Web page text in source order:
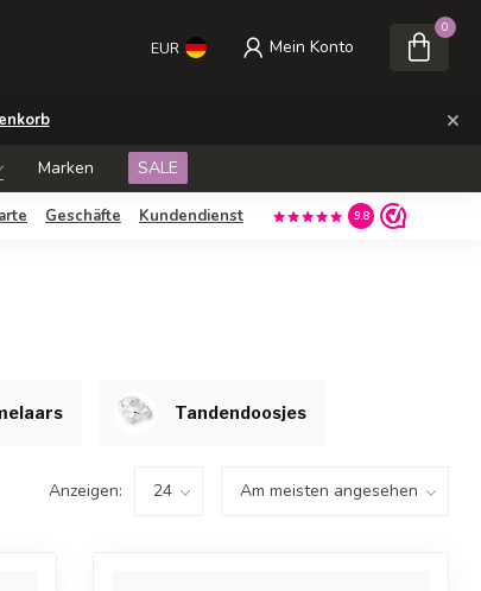
×
EUR Mein Konto
0
Marken SALE
Geschäfte Kundendienst 9.8
Tandendoosjes
Anzeigen: